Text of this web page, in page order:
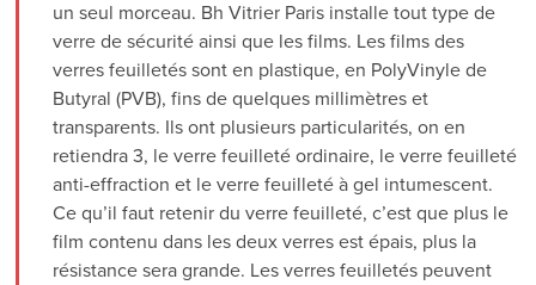
un seul morceau. Bh Vitrier Paris installe tout type de
verre de sécurité ainsi que les films. Les films des
verres feuilletés sont en plastique, en PolyVinyle de
Butyral (PVB), fins de quelques millimètres et
transparents. Ils ont plusieurs particularités, on en
retiendra 3, le verre feuilleté ordinaire, le verre feuilleté
anti-effraction et le verre feuilleté à gel intumescent.
Ce qu’il faut retenir du verre feuilleté, c’est que plus le
film contenu dans les deux verres est épais, plus la
résistance sera grande. Les verres feuilletés peuvent